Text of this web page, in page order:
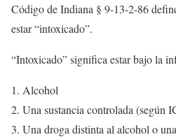
Código de Indiana § 9-13-2-86
estar “intoxicado”.
“Intoxicado” significa estar bajo la
Alcohol
Una sustancia controlada (según
Una droga distinta al alcohol o